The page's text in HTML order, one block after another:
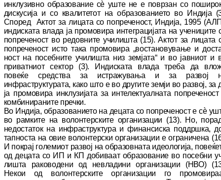
инклузивно образование сѐ уште не е поврзан со
дискусија и со квалитетот на образованието во Индија
Според Актот за лицата со попреченост, Индија, 1995
индиската влада ја промовира интеграцијата на учениците
попреченост во редовните училишта (15). Актот за лицата
попреченост исто така промовира „востановување и дос
ност на посебните училишта низ земјата“ и во јавниот и
приватниот сектор (3). Индиската влада треба да
повеќе средства за истражувања и за развој
инфраструктурата, како што е во другите земји во развој, за
ја промовира инклузијата за интелектуалната попрече
комбинираните пречки.
Во Индија, образованието на децата со попреченост е сѐ
во рамките на волонтерските организации (13). Но,
недостаток на инфраструктура и финансиска поддршка,
тапноста на овие волонтерски организации е ограничена
И покрај големиот развој на образовната идеологија,
од децата со ИП и КП добиваат образование во посебни
лишта раководени од невладини организации (НВО)
Некои од волонтерските организации го